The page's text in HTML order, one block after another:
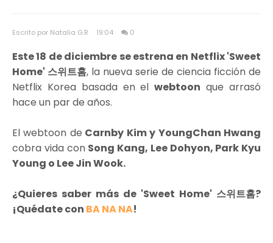
Escrito por Natalia G.R 19:04 0
Este 18 de diciembre se estrena en Netflix 'Sweet
Home' 스위트홈, la nueva serie de ciencia ficción de
Netflix Korea basada en elwebtoon que arrasó
hace un par de años.
El webtoon de Carnby Kim y YoungChan Hwang
cobra vida con Song Kang, Lee Dohyon, Park Kyu
Young o Lee Jin Wook.
¿Quieres saber más de 'Sweet Home' 스위트홈?
¡Quédate con BA NA NA!